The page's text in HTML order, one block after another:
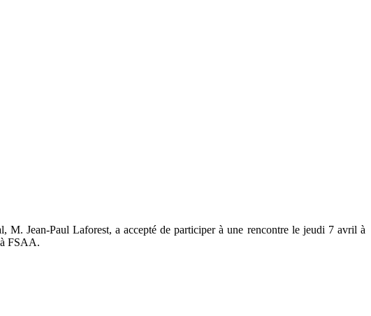
Jean-Paul Laforest, a accepté de participer à une rencontre le jeudi 7 avril à
FSAA.